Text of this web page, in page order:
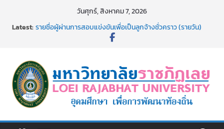
วันศุกร์, สิงหาคม 7, 2026
Latest:รายชื่อผู้ผ่านการสอบแข่งขันเพื่อเป็นลูกจ้างชั่วคราว (รายวัน)
สังกัดมหาวิทยาลัยราชภัฏเลย ด้วยเงินนอกงบประมาณ ประเภท
สนับสนุน สังกัดมหาวิทยาลัยราชภัฏเลย ครั้งที่ 2/2569
ม.ราชภัฏเลย ประชุมคณาจารย์ประจำ ครั้งที่ 1/2569
ประกาศผู้ชนะการเสนอราคา จ้างทำปกปริญญาบัตร จำนวน
๑,๙๗๒ ชุด โดยวิธีเฉพาะเจาะจง
ม.ราชภัฏเลย จัดกิจกรรมจิตอาสาบำเพ็ญสาธารณประโยชน์ และ